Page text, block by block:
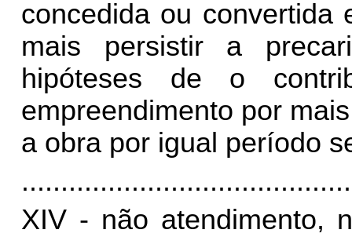
concedida ou convertida
mais persistir a
hipóteses de o
empreendimento por
a obra por igual período
XIV - não atendimento,